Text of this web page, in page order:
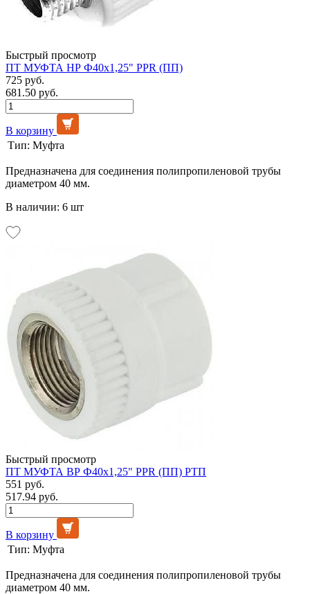
Быстрый просмотр
ПТ МУФТА НР Ф40х1,25" PPR (ПП)
725 руб.
681.50 руб.
В корзину
Тип: Муфта
Предназначена для соединения полипропиленовой трубы
диаметром 40 мм.
В наличии: 6 шт
Быстрый просмотр
ПТ МУФТА ВР Ф40х1,25" PPR (ПП) РТП
551 руб.
517.94 руб.
В корзину
Тип: Муфта
Предназначена для соединения полипропиленовой трубы
диаметром 40 мм.